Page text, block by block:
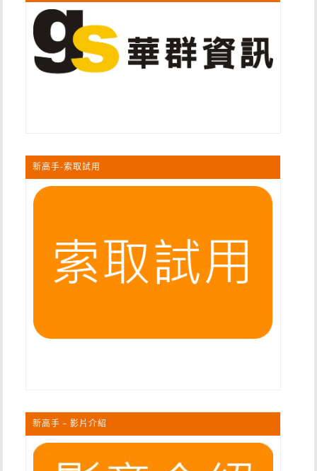
新高手-索取試用
新高手 – 影片介紹